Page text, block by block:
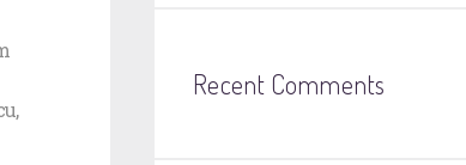
Recent Comments